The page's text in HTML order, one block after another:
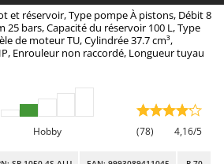
Électriques
sur roues
pour tracteurs
et réservoir, Type pompe À pistons, Débit 8
bars, Capacité du réservoir 100 L, Type
de moteur TU, Cylindrée 37.7 cm³,
Enrouleur non raccordé, Longueur tuyau
Hobby (78) 4,16/5